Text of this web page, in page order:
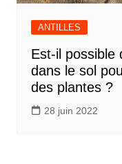
ANTILLES
Est-il possible
dans le sol
des plantes ?
28 juin 2022